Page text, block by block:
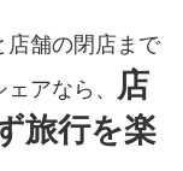
店舗の閉店まで
アなら、 店
旅行を楽